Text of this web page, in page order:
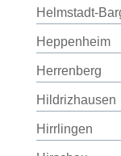
Helmstadt-
Heppenheim
Herrenberg
Hildrizhausen
Hirrlingen